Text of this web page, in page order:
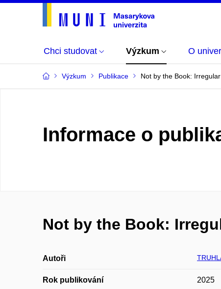
Chci studovat Výzkum O
Výzkum Publikace Not by the Book:
Informace o
Not by the Book:
Autoři
Rok publikování 2025